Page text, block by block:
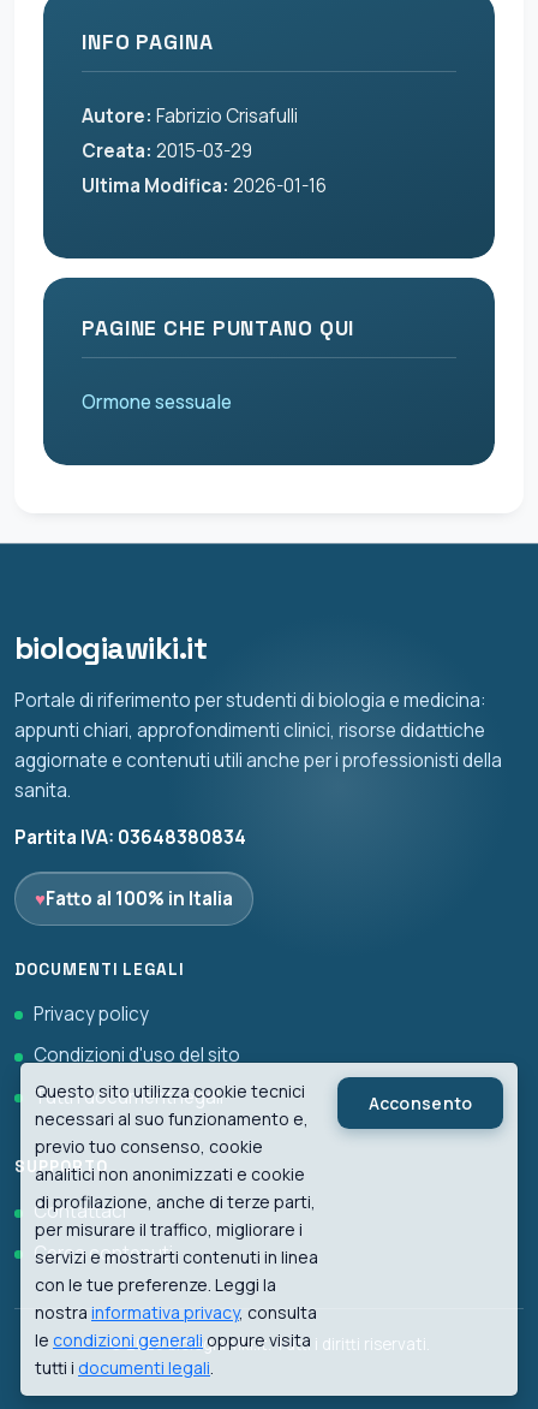
INFO PAGINA
Autore: Fabrizio Crisafulli
Creata: 2015-03-29
Ultima Modifica: 2026-01-16
PAGINE CHE PUNTANO QUI
Ormone sessuale
biologiawiki.it
Portale di riferimento per studenti di biologia e medicina:
appunti chiari, approfondimenti clinici, risorse didattiche
aggiornate e contenuti utili anche per i professionisti della
sanita.
Partita IVA: 03648380834
♥Fatto al 100% in Italia
DOCUMENTI LEGALI
Privacy policy
Condizioni d'uso del sito
Tutti i documenti legali
SUPPORTO
Contattaci
Cerca contenuti
© 2026 biologiawiki.it. Tutti i diritti riservati.
Questo sito utilizza cookie tecnici
necessari al suo funzionamento e,
previo tuo consenso, cookie
analitici non anonimizzati e cookie
di profilazione, anche di terze parti,
per misurare il traffico, migliorare i
servizi e mostrarti contenuti in linea
con le tue preferenze. Leggi la
nostra informativa privacy, consulta
le condizioni generalioppure visita
tutti i documenti legali.
Acconsento